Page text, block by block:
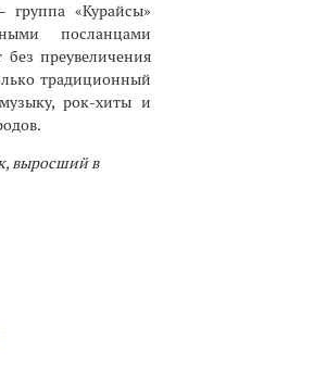
«Курайсы»
посланцами
преувеличения
традиционный
рок-хиты и
выросший в